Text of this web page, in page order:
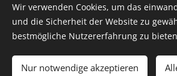
Zum Warenkorb
Sprachen
Čeština
Polski Deutsch
Wir verwenden Cookies, um das
und die Sicherheit der Website zu
bestmögliche Nutzererfahrung zu
Nur notwendige akzeptieren